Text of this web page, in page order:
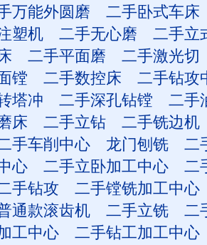
万能外圆磨
二手卧式车床
塑机 二手无心磨
二手立
二手平面磨
二手激光切
镗 二手数控床
二手钻攻
塔冲 二手深孔钻镗
二手
床
二手立钻
二手铣边机
手车削中心 龙门刨铣
二
心
二手立卧加工中心
二
手钻攻
二手镗铣加工中心
通款滚齿机 二手立铣
二
工中心
二手钻工加工中心